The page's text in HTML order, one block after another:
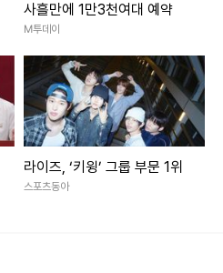
사흘만에 1만3천여대 예약
M투데이
라이즈, ‘키윙’ 그룹 부문 1위
스포츠동아